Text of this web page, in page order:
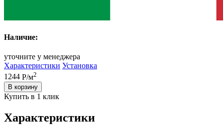
Наличие:
уточните у менеджера
Характеристики Установка
1244 Р/м2
В корзину
Купить в 1 клик
Характеристики